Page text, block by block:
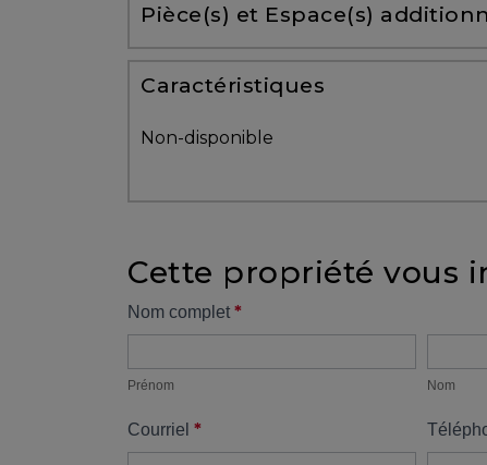
VENDRE
Pièce(s) et Espace(s)
Caractéristiques
Non-disponible
Cette propriété vous
Formulaire
Nom complet *
Prénom Nom
Courriel *